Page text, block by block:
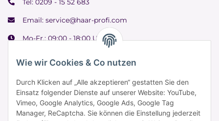
Wie wir Cookies & Co nutzen
Durch Klicken auf „Alle akzeptieren“ gestatten Sie den
Einsatz folgender Dienste auf unserer Website: YouTube,
Vimeo, Google Analytics, Google Ads, Google Tag
Manager, ReCaptcha. Sie können die Einstellung jederzeit
Tel: 0209 - 15 52 683
Email: service@haar-profi.com
Mo-Fr.: 09:00 - 18:00 Uhr
Samstag: 09:00 - 15:00 Uhr
Informationen